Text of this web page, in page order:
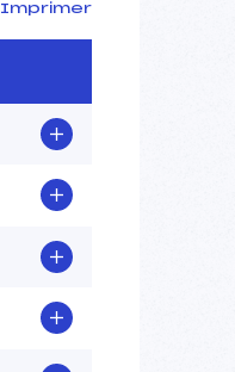
–
10 km
Imprimer